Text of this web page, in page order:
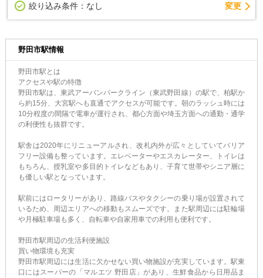
絞り込み条件： なし 変更
野田市駅情報
野田市駅とは
アクセスや駅の特徴
野田市駅は、東武アーバンパークライン（東武野田線）の駅で、柏駅か
ら約15分、大宮駅へも直通でアクセスが可能です。朝のラッシュ時には
10分程度の間隔で電車が運行され、都心方面や埼玉方面への通勤・通学
の利便性も抜群です。
駅舎は2020年にリニューアルされ、改札内外が広々としていてバリア
フリー設備も整っています。エレベーターやエスカレーター、トイレは
もちろん、授乳室や多目的トイレなどもあり、子育て世帯やシニア層に
も優しい駅となっています。
駅前にはロータリーがあり、路線バスやタクシーの乗り場が設置されて
いるため、周辺エリアへの移動もスムーズです。また駅周辺には駐輪場
や月極駐車場も多く、自転車や自家用車での利用も便利です。
野田市駅周辺の生活利便施設
買い物環境も充実
野田市駅周辺には生活に欠かせない買い物施設が充実しています。駅東
口にはスーパーの「マルエツ 野田店」があり、生鮮食品から日用品ま